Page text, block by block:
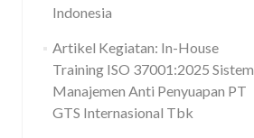
Indonesia
Artikel Kegiatan: In-House
Training ISO 37001:2025 Sistem
Manajemen Anti Penyuapan PT
GTS Internasional Tbk